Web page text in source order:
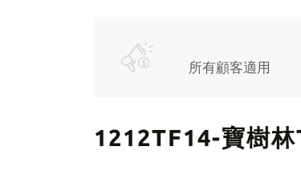
所有顧客適用
1212TF14-寶樹